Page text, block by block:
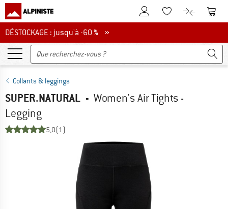
Vers le compte client
Vers la liste
Vers le
DÉSTOCKAGE : jusqu'à -60 %
DÉSTOCKAGE : jusqu'à -60 % »
Collants & leggings
SUPER.NATURAL - Women's Air Tights -
Legging
5,0(1)